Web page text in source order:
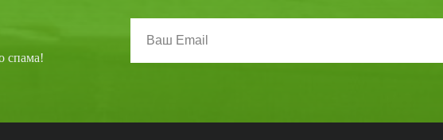
спама!